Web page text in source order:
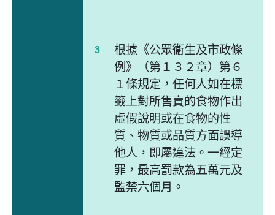
根據《公眾衞生及市政條
例》（第１３２章）第６
１條規定，任何人如在標
籤上對所售賣的食物作出
虛假說明或在食物的性
質、物質或品質方面誤導
他人，即屬違法。一經定
罪，最高罰款為五萬元及
監禁六個月。